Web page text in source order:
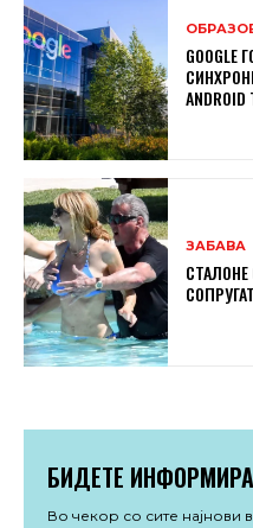
ЗАБАВА
БИДЕТЕ
Во чекор со сите најнови